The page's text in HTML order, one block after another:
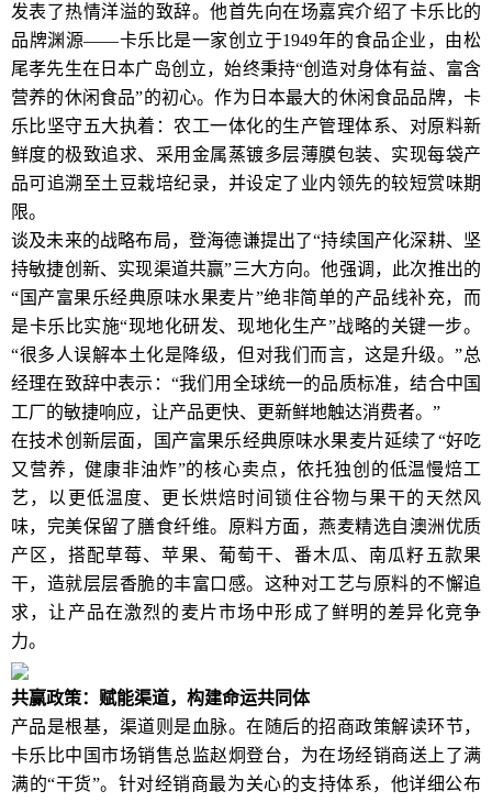
发表了热情洋溢的致辞。他首先向在场嘉宾介绍了卡乐比的
品牌渊源——卡乐比是一家创立于1949年的食品企业，由松
尾孝先生在日本广岛创立，始终秉持“创造对身体有益、富含
营养的休闲食品”的初心。作为日本最大的休闲食品品牌，卡
乐比坚守五大执着：农工一体化的生产管理体系、对原料新
鲜度的极致追求、采用金属蒸镀多层薄膜包装、实现每袋产
品可追溯至土豆栽培纪录，并设定了业内领先的较短赏味期
限。
谈及未来的战略布局，登海德谦提出了“持续国产化深耕、坚
持敏捷创新、实现渠道共赢”三大方向。他强调，此次推出的
“国产富果乐经典原味水果麦片”绝非简单的产品线补充，而
是卡乐比实施“现地化研发、现地化生产”战略的关键一步。
“很多人误解本土化是降级，但对我们而言，这是升级。”总
经理在致辞中表示：“我们用全球统一的品质标准，结合中国
工厂的敏捷响应，让产品更快、更新鲜地触达消费者。”
在技术创新层面，国产富果乐经典原味水果麦片延续了“好吃
又营养，健康非油炸”的核心卖点，依托独创的低温慢焙工
艺，以更低温度、更长烘焙时间锁住谷物与果干的天然风
味，完美保留了膳食纤维。原料方面，燕麦精选自澳洲优质
产区，搭配草莓、苹果、葡萄干、番木瓜、南瓜籽五款果
干，造就层层香脆的丰富口感。这种对工艺与原料的不懈追
求，让产品在激烈的麦片市场中形成了鲜明的差异化竞争
力。
共赢政策：赋能渠道，构建命运共同体
产品是根基，渠道则是血脉。在随后的招商政策解读环节，
卡乐比中国市场销售总监赵炯登台，为在场经销商送上了满
满的“干货”。针对经销商最为关心的支持体系，他详细公布